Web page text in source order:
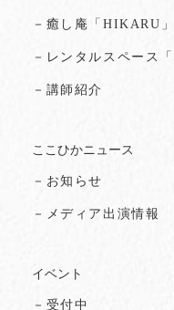
－癒し庵「HIKARU」
－レンタルスペース「
－講師紹介
ここひかニュース
－お知らせ
－メディア出演情報
イベント
－受付中